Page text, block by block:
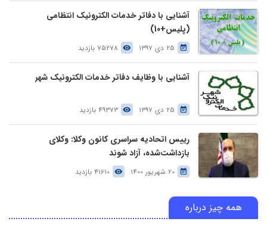
آشنایی با دفاتر خدمات الکترونیک انتظامی
(پلیس+10)
25 دی 1397 75278 بازدید
آشنایی با وظایف دفاتر خدمات الکترونیک شهر
25 دی 1397 49373 بازدید
رییس اتحادیه سراسری کانون وکلا: وکلای
بازداشت‌شده، آزاد شوند
20 شهریور 1400 41610 بازدید
همه چیز درباره